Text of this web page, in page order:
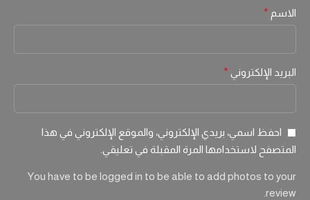
الاسم *
البريد الإلكتروني *
احفظ اسمي، بريدي الإلكتروني، والموقع الإلكتروني في هذا
المتصفح لاستخدامها المرة المقبلة في تعليقي.
You have to be logged in to be able to add photos to your
review.